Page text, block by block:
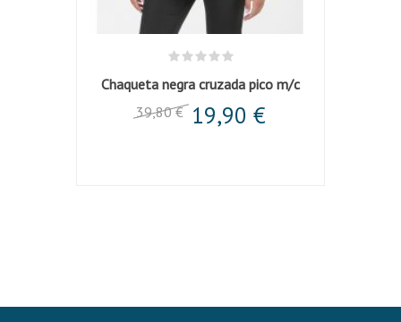
Chaqueta negra cruzada pico m/c
39,80 € 19,90 €